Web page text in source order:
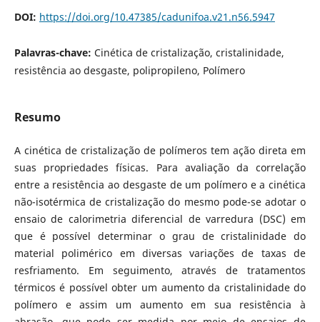
DOI: https://doi.org/10.47385/cadunifoa.v21.n56.5947
Palavras-chave: Cinética de cristalização, cristalinidade,
resistência ao desgaste, polipropileno, Polímero
Resumo
A cinética de cristalização de polímeros tem ação direta em
suas propriedades físicas. Para avaliação da correlação
entre a resistência ao desgaste de um polímero e a cinética
não-isotérmica de cristalização do mesmo pode-se adotar o
ensaio de calorimetria diferencial de varredura (DSC) em
que é possível determinar o grau de cristalinidade do
material polimérico em diversas variações de taxas de
resfriamento. Em seguimento, através de tratamentos
térmicos é possível obter um aumento da cristalinidade do
polímero e assim um aumento em sua resistência à